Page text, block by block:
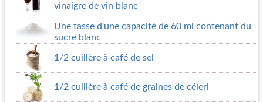
vinaigre de vin blanc
Une tasse d'une capacité de 60 ml contenant du
sucre blanc
1/2 cuillère à café de sel
1/2 cuillère à café de graines de céleri